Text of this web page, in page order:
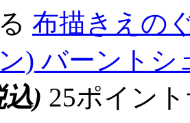
布描きえの
) バーントシ
込) 25ポイン